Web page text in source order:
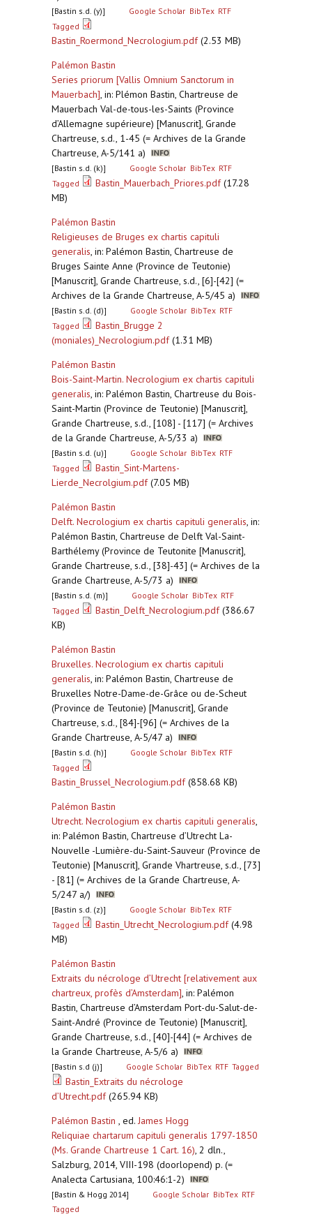
[Bastin s.d. (y)] Google Scholar BibTex RTF
Tagged
Bastin_Roermond_Necrologium.pdf(2.53 MB)
Palémon Bastin
Series priorum [Vallis Omnium Sanctorum in
Mauerbach], in: Plémon Bastin, Chartreuse de
Mauerbach Val-de-tous-les-Saints (Province
d’Allemagne supérieure) [Manuscrit], Grande
Chartreuse, s.d., 1-45 (= Archives de la Grande
Chartreuse, A-5/141 a)
[Bastin s.d. (k)] Google Scholar BibTex RTF
Tagged
Bastin_Mauerbach_Priores.pdf(17.28
MB)
Palémon Bastin
Religieuses de Bruges ex chartis capituli
generalis, in: Palémon Bastin, Chartreuse de
Bruges Sainte Anne (Province de Teutonie)
[Manuscrit], Grande Chartreuse, s.d., [6]-[42] (=
Archives de la Grande Chartreuse, A-5/45 a)
[Bastin s.d. (d)] Google Scholar BibTex RTF
Tagged
Bastin_Brugge 2
(moniales)_Necrologium.pdf(1.31 MB)
Palémon Bastin
Bois-Saint-Martin. Necrologium ex chartis capituli
generalis, in: Palémon Bastin, Chartreuse du Bois-
Saint-Martin (Province de Teutonie) [Manuscrit],
Grande Chartreuse, s.d., [108] - [117] (= Archives
de la Grande Chartreuse, A-5/33 a)
[Bastin s.d. (u)] Google Scholar BibTex RTF
Tagged
Bastin_Sint-Martens-
Lierde_Necrolgium.pdf(7.05 MB)
Palémon Bastin
Delft. Necrologium ex chartis capituli generalis, in:
Palémon Bastin, Chartreuse de Delft Val-Saint-
Barthélemy (Province de Teutonite [Manuscrit],
Grande Chartreuse, s.d., [38]-43] (= Archives de la
Grande Chartreuse, A-5/73 a)
[Bastin s.d. (m)] Google Scholar BibTex RTF
Tagged
Bastin_Delft_Necrologium.pdf(386.67
KB)
Palémon Bastin
Bruxelles. Necrologium ex chartis capituli
generalis, in: Palémon Bastin, Chartreuse de
Bruxelles Notre-Dame-de-Grâce ou de-Scheut
(Province de Teutonie) [Manuscrit], Grande
Chartreuse, s.d., [84]-[96] (= Archives de la
Grande Chartreuse, A-5/47 a)
[Bastin s.d. (h)] Google Scholar BibTex RTF
Tagged
Bastin_Brussel_Necrologium.pdf(858.68 KB)
Palémon Bastin
Utrecht. Necrologium ex chartis capituli generalis,
in: Palémon Bastin, Chartreuse d’Utrecht La-
Nouvelle -Lumière-du-Saint-Sauveur (Province de
Teutonie) [Manuscrit], Grande Vhartreuse, s.d., [73]
- [81] (= Archives de la Grande Chartreuse, A-
5/247 a/)
[Bastin s.d. (z)] Google Scholar BibTex RTF
Tagged
Bastin_Utrecht_Necrologium.pdf(4.98
MB)
Palémon Bastin
Extraits du nécrologe d’Utrecht [relativement aux
chartreux, profès d’Amsterdam], in: Palémon
Bastin, Chartreuse d’Amsterdam Port-du-Salut-de-
Saint-André (Province de Teutonie) [Manuscrit],
Grande Chartreuse, s.d., [40]-[44] (= Archives de
la Grande Chartreuse, A-5/6 a)
[Bastin s.d (j)] Google Scholar BibTex RTF Tagged
Bastin_Extraits du nécrologe
d’Utrecht.pdf(265.94 KB)
Palémon Bastin , ed. James Hogg
Reliquiae chartarum capituli generalis 1797-1850
(Ms. Grande Chartreuse 1 Cart. 16), 2 dln.,
Salzburg, 2014, VIII-198 (doorlopend) p. (=
Analecta Cartusiana, 100:46:1-2)
[Bastin & Hogg 2014] Google Scholar BibTex RTF
Tagged